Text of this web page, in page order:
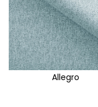
Allegro